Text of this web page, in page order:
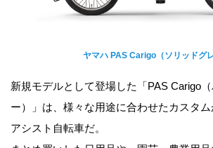
ヤマハ PAS Carigo（ソリッドグレ
新規モデルとして登場した「PAS Carigo
ー）」は、様々な用途に合わせたカスタ
アシスト自転車だ。